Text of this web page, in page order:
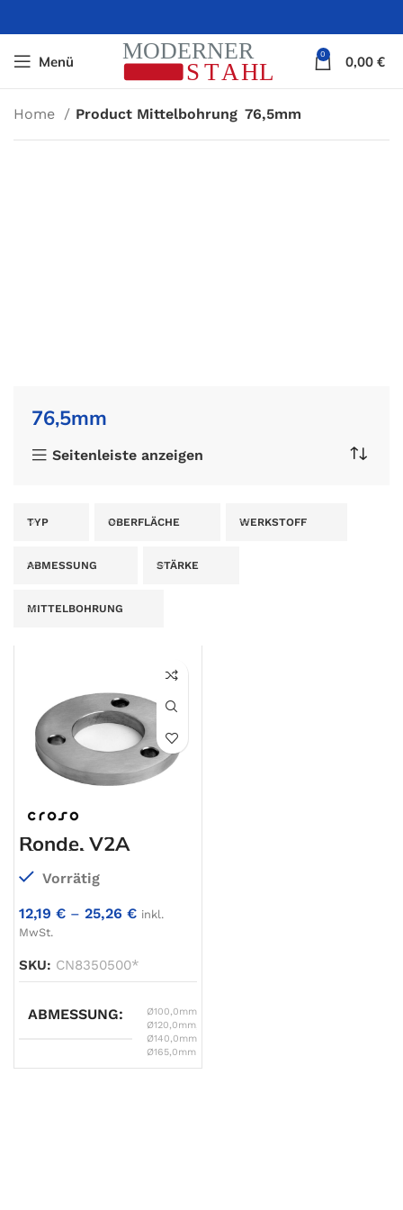
Menü 0 0,00 €
Home Product Mittelbohrung 76,5mm
76,5mm
Seitenleiste anzeigen
TYP OBERFLÄCHE WERKSTOFF
ABMESSUNG STÄRKE
MITTELBOHRUNG
Ronde, V2A
einseitig
geschliffen
Vorrätig
12,19 € – 25,26 € inkl.
MwSt.
SKU: CN8350500*
ABMESSUNG Ø100,0mm
Ø120,0mm
Ø140,0mm
Ø165,0mm